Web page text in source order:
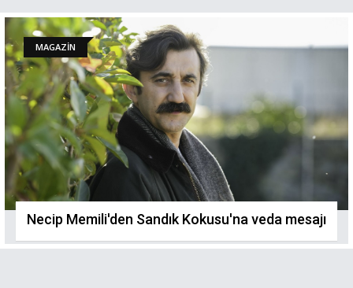
MAGAZİN
Necip Memili'den Sandık Kokusu'na veda mesajı